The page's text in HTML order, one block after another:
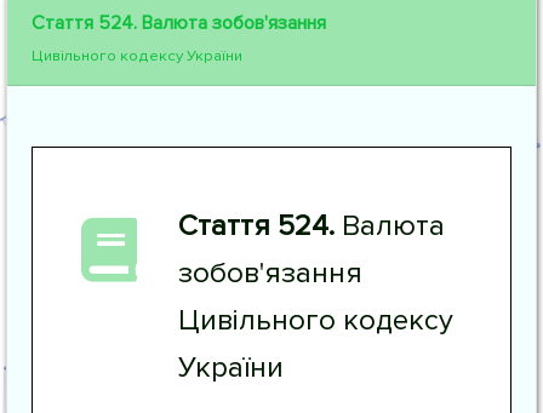
Стаття 524. Валюта зобов'язання
Цивільного кодексу України
Стаття 524. Валюта
зобов'язання
Цивільного кодексу
України